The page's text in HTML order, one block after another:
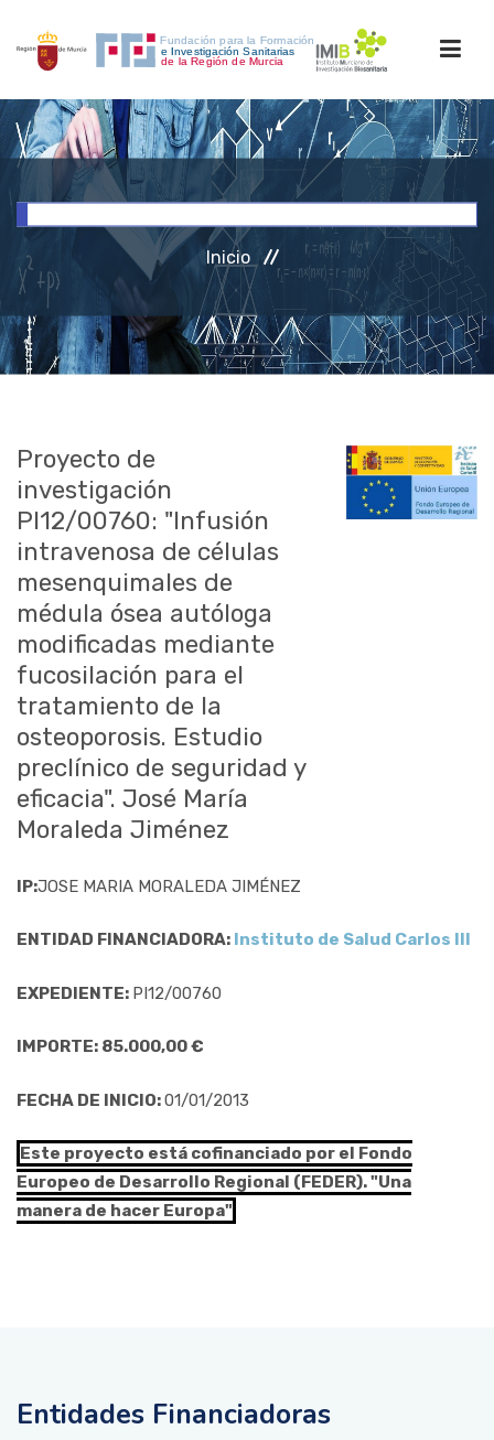
INICIO
INVESTIGACIÓN
RRHH
ACCESO PERSONAL
Inicio
Proyecto de
investigación
PI12/00760: "Infusión
intravenosa de células
mesenquimales de
médula ósea autóloga
modificadas mediante
fucosilación para el
tratamiento de la
osteoporosis. Estudio
preclínico de seguridad y
eficacia". José María
Moraleda Jiménez
IP:JOSE MARIA MORALEDA JIMÉNEZ
ENTIDAD FINANCIADORA: Instituto de Salud Carlos III
EXPEDIENTE: PI12/00760
IMPORTE: 85.000,00 €
FECHA DE INICIO:01/01/2013
Este proyecto está cofinanciado por el Fondo
Europeo de Desarrollo Regional (FEDER). "Una
manera de hacer Europa"
Entidades Financiadoras